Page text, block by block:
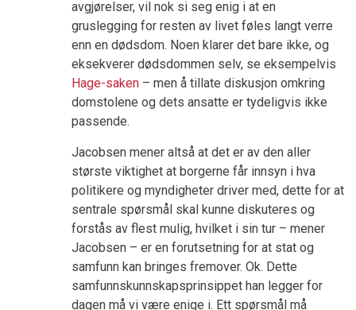
avgjørelser, vil nok si seg enig i at en
gruslegging for resten av livet føles langt verre
enn en dødsdom. Noen klarer det bare ikke, og
eksekverer dødsdommen selv, se eksempelvis
Hage-saken – men å tillate diskusjon omkring
domstolene og dets ansatte er tydeligvis ikke
passende.
Jacobsen mener altså at det er av den aller
største viktighet at borgerne får innsyn i hva
politikere og myndigheter driver med, dette for at
sentrale spørsmål skal kunne diskuteres og
forstås av flest mulig, hvilket i sin tur – mener
Jacobsen – er en forutsetning for at stat og
samfunn kan bringes fremover. Ok. Dette
samfunnskunnskapsprinsippet han legger for
dagen må vi være enige i. Ett spørsmål må